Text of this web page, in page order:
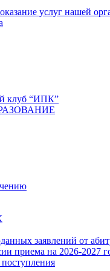
услуг нашей
клуб “ИПК”
заявлений от
приема на 2026-2027